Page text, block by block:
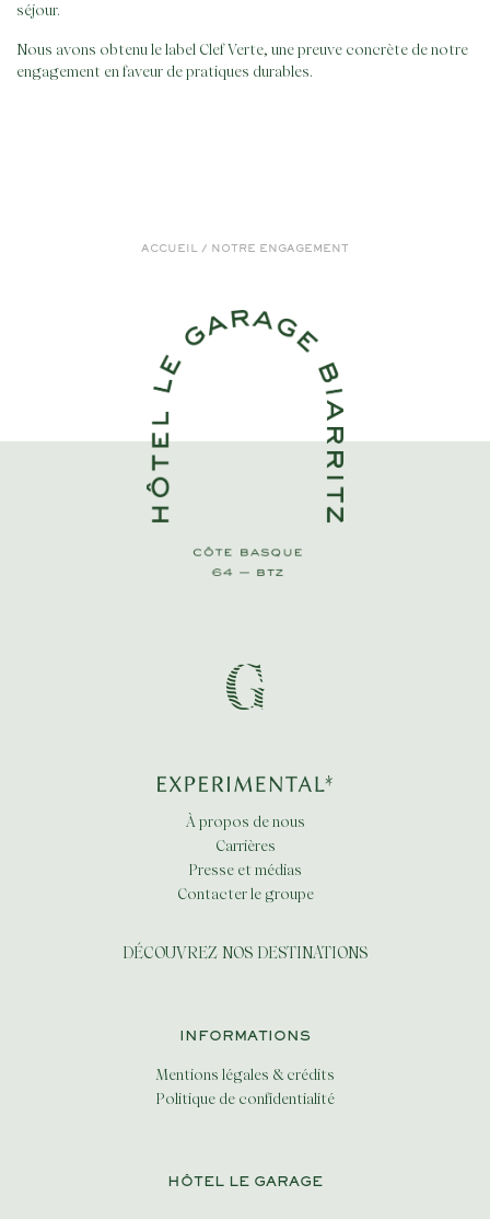
séjour.
Nous avons obtenu le label Clef Verte, une preuve concrète de notre
engagement en faveur de pratiques durables.
ACCUEIL / NOTRE ENGAGEMENT
À propos de nous
Carrières
Presse et médias
Contacter le groupe
DÉCOUVREZ NOS DESTINATIONS
INFORMATIONS
Mentions légales & crédits
Politique de confidentialité
HÔTEL LE GARAGE